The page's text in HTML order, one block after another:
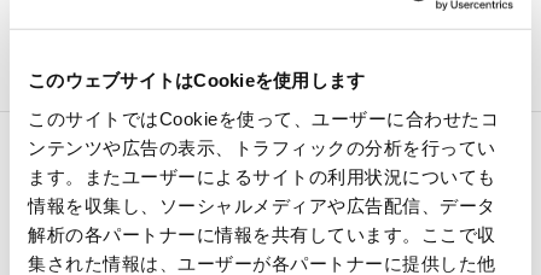
このウェブサイトはCookieを使用します
このサイトではCookieを使って、ユーザーに合わせたコ
ンテンツや広告の表示、トラフィックの分析を行ってい
ます。またユーザーによるサイトの利用状況についても
情報を収集し、ソーシャルメディアや広告配信、データ
解析の各パートナーに情報を共有しています。ここで収
集された情報は、ユーザーが各パートナーに提供した他
古い設備を含むOT環境を包括で監視、ランサムウェア感染や
FAシステム事業が提供する製品・
サービス/ソリューション